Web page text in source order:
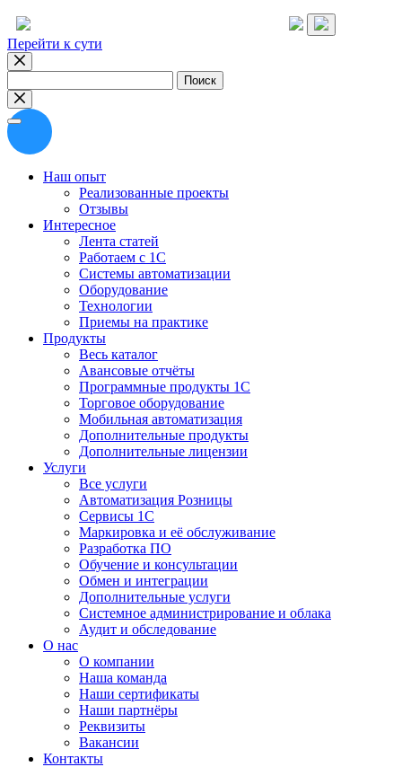
Перейти к сути
Наш опыт
Реализованные проекты
Отзывы
Интересное
Лента статей
Работаем с 1С
Системы автоматизации
Оборудование
Технологии
Приемы на практике
Продукты
Весь каталог
Авансовые отчёты
Программные продукты 1С
Торговое оборудование
Мобильная автоматизация
Дополнительные продукты
Дополнительные лицензии
Услуги
Все услуги
Автоматизация Розницы
Сервисы 1С
Маркировка и её обслуживание
Разработка ПО
Обучение и консультации
Обмен и интеграции
Дополнительные услуги
Системное администрирование и облака
Аудит и обследование
О нас
О компании
Наша команда
Наши сертификаты
Наши партнёры
Реквизиты
Вакансии
Контакты